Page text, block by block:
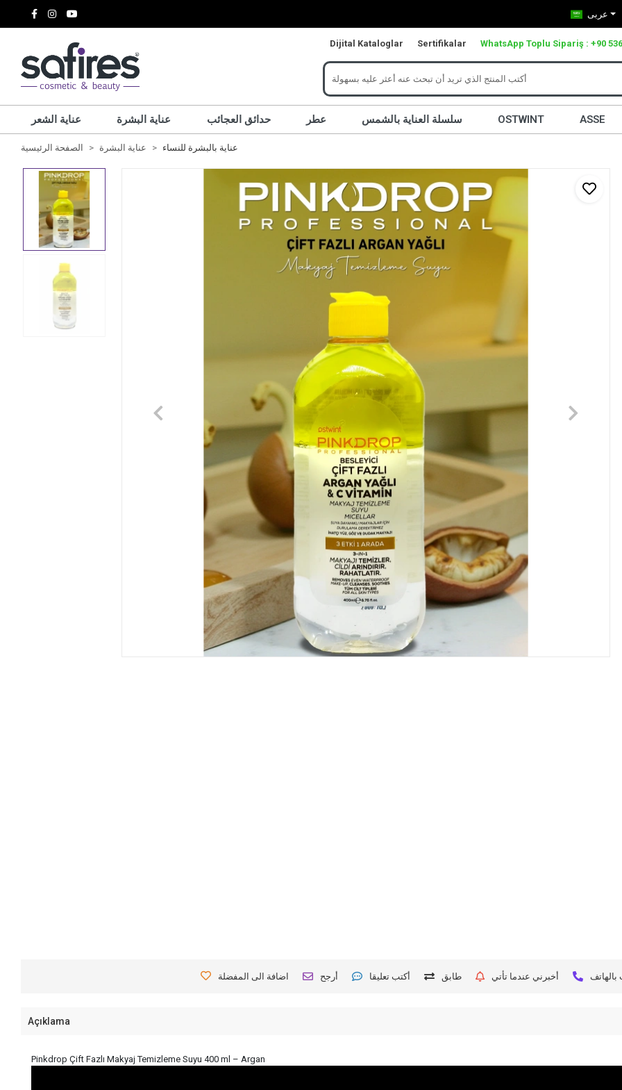
عربى
Dijital Kataloglar Sertifikalar WhatsApp Toplu Sipariş : +90 536
عناية الشعر عناية البشرة حدائق العجائب عطر سلسلة العناية بالشمس OSTWINT ASSE
الصفحة الرئيسية عناية البشرة عناية بالبشرة للنساء
اضافة الى المفضلة أرجح أكتب تعليقا طابق أخبرني عندما تأتي بالهاتف
Açıklama
Pinkdrop Çift Fazlı Makyaj Temizleme Suyu 400 ml – Argan